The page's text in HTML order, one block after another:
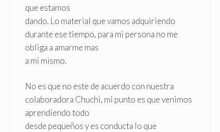
que estamos
dando. Lo material que vamos adquiriendo
durante ese tiempo, para mi persona no me
obliga a amarme mas
a mi mismo.
No es que no este de acuerdo con nuestra
colaboradora Chuchi, mi punto es que venimos
aprendiendo todo
desde pequeños y es conducta lo que